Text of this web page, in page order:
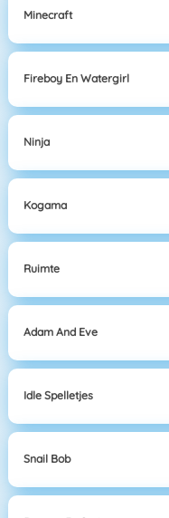
Minecraft
Fireboy En Watergirl
Ninja
Kogama
Ruimte
Adam And Eve
Idle Spelletjes
Snail Bob